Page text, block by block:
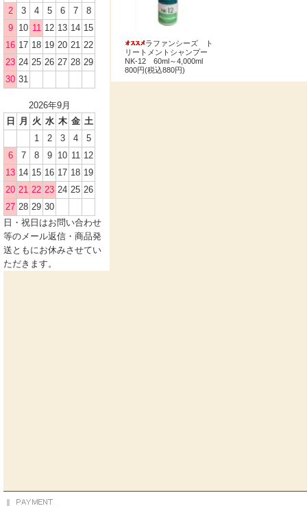
2
3 4 5 6 7
8
9
10 11 12 13 14 15
16 17 18 19 20 21 22
23 24 25 26 27 28 29
30 31
2026年9月
日
月 火 水 木 金 土
1
2 3 4
5
6
7 8 9 10 11 12
13 14 15 16 17 18 19
20 21 22 23 24 25 26
27 28 29 30
日・祝日 はお問い合わせ
等のメール返信・商品発
送ともにお休みさせてい
ただきます。
ラファンシーズ ト
リートメントシャンプー
NK-12 60ml～4,000ml
800円(税込880円)